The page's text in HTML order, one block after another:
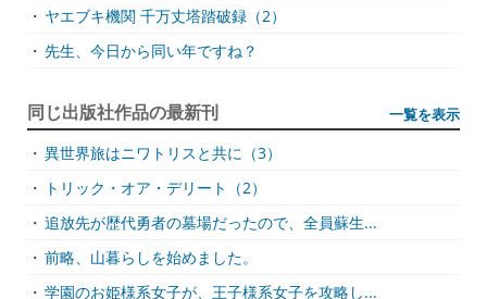
・ ヤエブキ機関 千万丈塔踏破録（2）
・ 先生、今日から同い年ですね？
同じ出版社作品の最新刊 一覧を表示
・ 異世界旅はニワトリスと共に（3）
・
トリック・オア・デリート（2）
・ 追放先が歴代勇者の墓場だったので、全員蘇生...
・ 前略、山暮らしを始めました。
・ 学園のお姫様系女子が、王子様系女子を攻略し...